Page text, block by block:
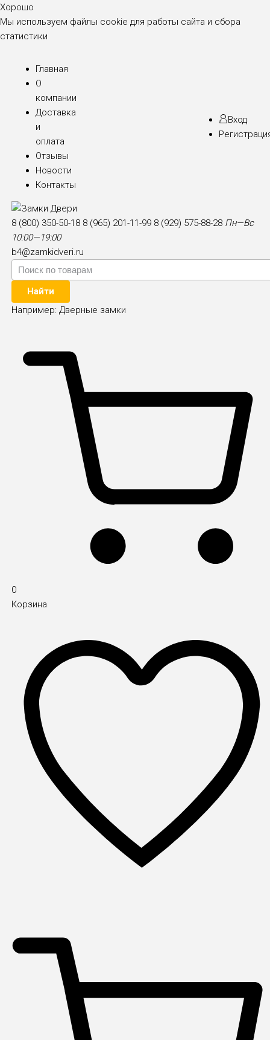
Хорошо
Мы используем файлы cookie для работы сайта и сбора
статистики
Главная
О
компании
Доставка
и
оплата
Отзывы
Новости
Контакты
Вход
8 (800) 350-50-18 8 (965) 201-11-99 8 (929) 575-88-28 Пн—Вс
10:00—19:00
b4@zamkidveri.ru
Найти
Например:Дверные замки
0
Корзина